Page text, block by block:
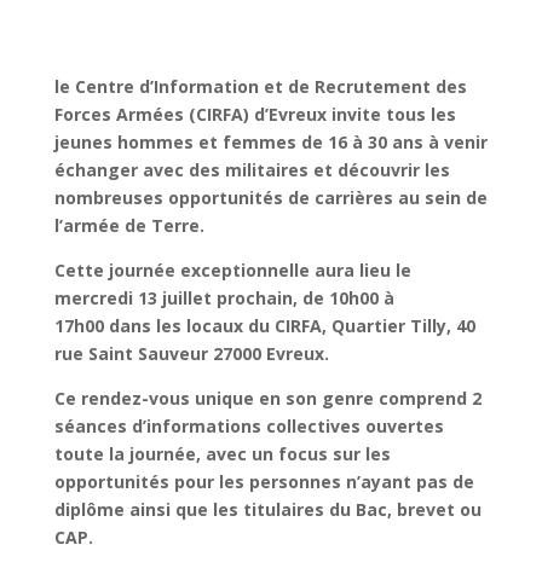
le Centre d’Information et de Recrutement des
Forces Armées (CIRFA) d’Evreux invite tous les
jeunes hommes et femmes de 16 à 30 ans à venir
échanger avec des militaires et découvrir les
nombreuses opportunités de carrières au sein de
l’armée de Terre.
Cette journée exceptionnelle aura lieu le
mercredi 13 juillet prochain, de 10h00 à
17h00 dans les locaux du CIRFA, Quartier Tilly, 40
rue Saint Sauveur 27000 Evreux.
Ce rendez-vous unique en son genre comprend 2
séances d’informations collectives ouvertes
toute la journée, avec un focus sur les
opportunités pour les personnes n’ayant pas de
diplôme ainsi que les titulaires du Bac, brevet ou
CAP.